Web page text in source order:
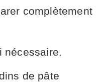
complètement
de pâte